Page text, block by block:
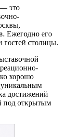
— это
Ежегодно его
столицы.
хорошо
уникальным
достижений
под открытым